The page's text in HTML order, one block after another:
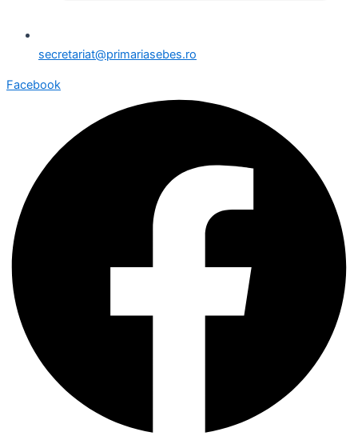
secretariat@primariasebes.ro
Facebook